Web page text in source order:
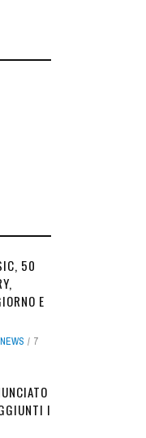
50
E
NEWS
7
I